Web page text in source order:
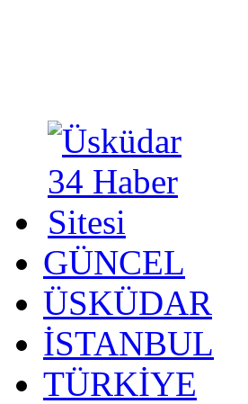
GÜNCEL
ÜSKÜDAR
İSTANBUL
TÜRKİYE